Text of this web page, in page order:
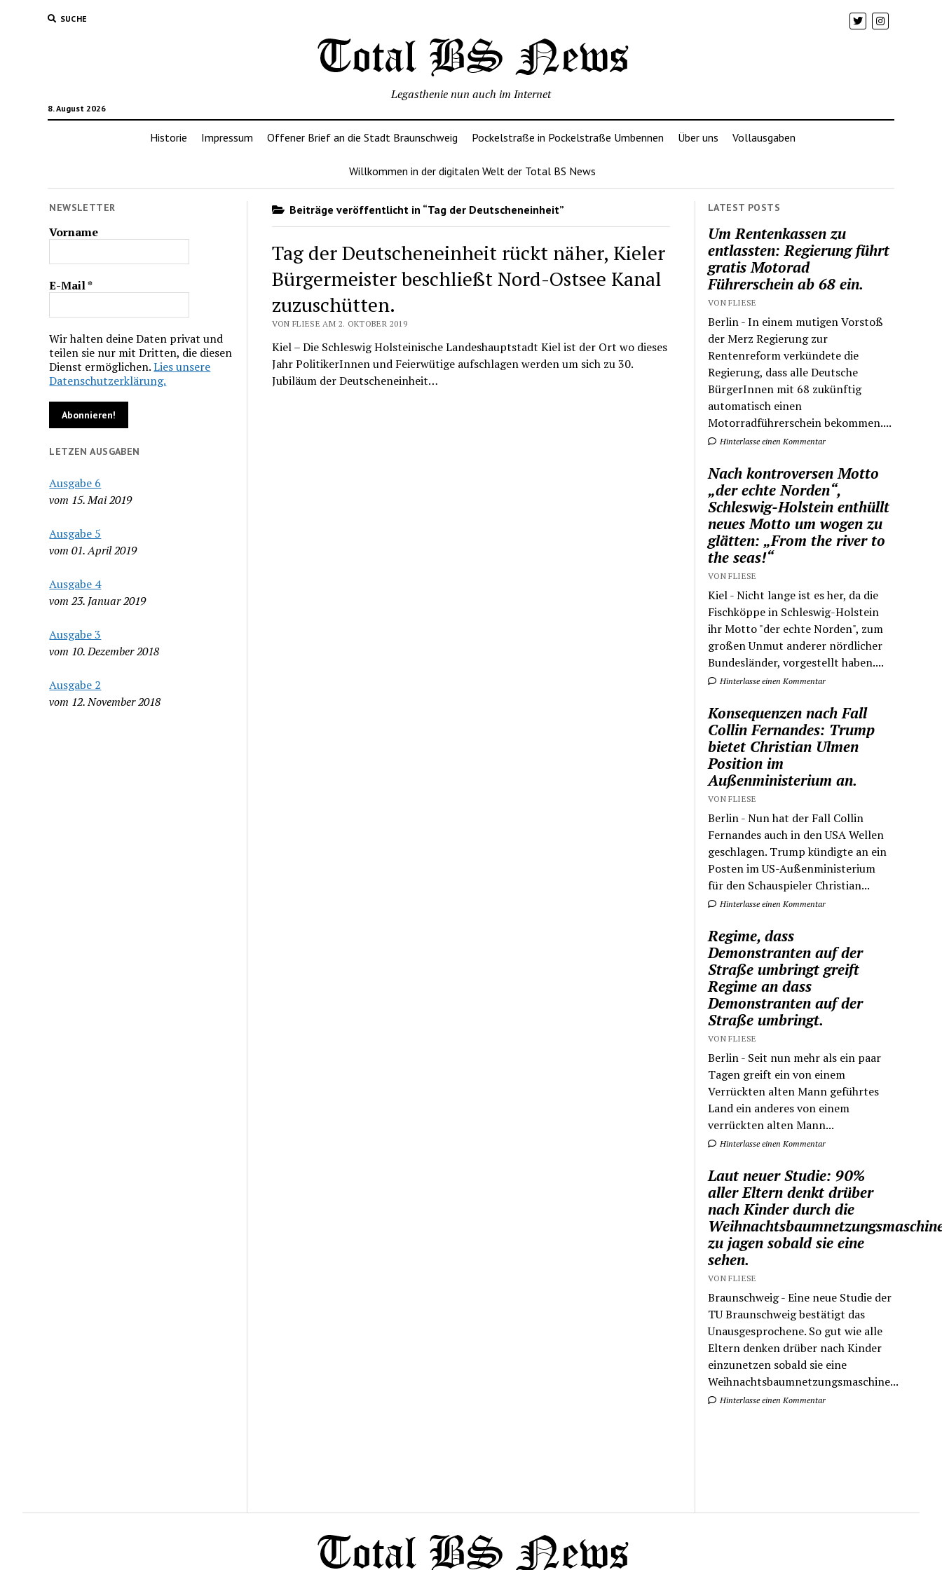
SUCHE
8. August 2026
Legasthenie nun auch im Internet
Historie Impressum Offener Brief an die Stadt Braunschweig Pockelstraße in Pockelstraße Umbennen Über uns Vollausgaben
Willkommen in der digitalen Welt der Total BS News
NEWSLETTER
Vorname
E-Mail*
Wir halten deine Daten privat und
teilen sie nur mit Dritten, die diesen
Dienst ermöglichen.Lies unsere
Datenschutzerklärung.
LETZEN AUSGABEN
Ausgabe 6
vom 15. Mai 2019
Ausgabe 5
vom 01. April 2019
Ausgabe 4
vom 23. Januar 2019
Ausgabe 3
vom 10. Dezember 2018
Ausgabe 2
vom 12. November 2018
Beiträge veröffentlicht in “Tag der Deutscheneinheit”
Tag der Deutscheneinheit rückt näher, Kieler
Bürgermeister beschließt Nord-Ostsee Kanal
zuzuschütten.
VON FLIESE AM 2. OKTOBER 2019
Kiel – Die Schleswig Holsteinische Landeshauptstadt Kiel ist der Ort wo dieses
Jahr PolitikerInnen und Feierwütige aufschlagen werden um sich zu 30.
Jubiläum der Deutscheneinheit…
LATEST POSTS
Um Rentenkassen zu
entlassten: Regierung führt
gratis Motorad
Führerschein ab 68 ein.
VON FLIESE
Berlin - In einem mutigen Vorstoß
der Merz Regierung zur
Rentenreform verkündete die
Regierung, dass alle Deutsche
BürgerInnen mit 68 zukünftig
automatisch einen
Motorradführerschein bekommen....
Hinterlasse einen Kommentar
Nach kontroversen Motto
„der echte Norden“,
Schleswig-Holstein enthüllt
neues Motto um wogen zu
glätten: „From the river to
the seas!“
VON FLIESE
Kiel - Nicht lange ist es her, da die
Fischköppe in Schleswig-Holstein
ihr Motto "der echte Norden", zum
großen Unmut anderer nördlicher
Bundesländer, vorgestellt haben....
Hinterlasse einen Kommentar
Konsequenzen nach Fall
Collin Fernandes: Trump
bietet Christian Ulmen
Position im
Außenministerium an.
VON FLIESE
Berlin - Nun hat der Fall Collin
Fernandes auch in den USA Wellen
geschlagen. Trump kündigte an ein
Posten im US-Außenministerium
für den Schauspieler Christian...
Hinterlasse einen Kommentar
Regime, dass
Demonstranten auf der
Straße umbringt greift
Regime an dass
Demonstranten auf der
Straße umbringt.
VON FLIESE
Berlin - Seit nun mehr als ein paar
Tagen greift ein von einem
Verrückten alten Mann geführtes
Land ein anderes von einem
verrückten alten Mann...
Hinterlasse einen Kommentar
Laut neuer Studie: 90%
aller Eltern denkt drüber
nach Kinder durch die
zu jagen sobald sie eine
sehen.
VON FLIESE
Braunschweig - Eine neue Studie der
TU Braunschweig bestätigt das
Unausgesprochene. So gut wie alle
Eltern denken drüber nach Kinder
einzunetzen sobald sie eine
Weihnachtsbaumnetzungsmaschine...
Hinterlasse einen Kommentar